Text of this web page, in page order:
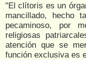
"El clítoris es un
mancillado, hecho
pecaminoso, por
religiosas
atención que se
función exclusiva es